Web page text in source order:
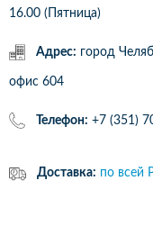
16.00 (Пятница)
Адрес: город
офис 604
Телефон: +7 (351)
Доставка: по всей